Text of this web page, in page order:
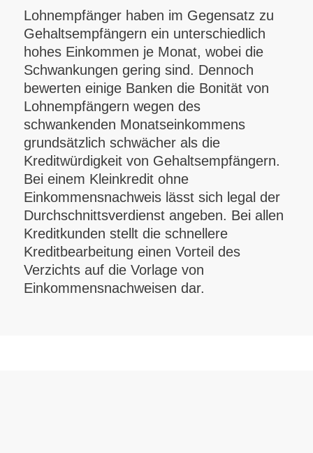
Lohnempfänger haben im Gegensatz zu
Gehaltsempfängern ein unterschiedlich
hohes Einkommen je Monat, wobei die
Schwankungen gering sind. Dennoch
bewerten einige Banken die Bonität von
Lohnempfängern wegen des
schwankenden Monatseinkommens
grundsätzlich schwächer als die
Kreditwürdigkeit von Gehaltsempfängern.
Bei einem Kleinkredit ohne
Einkommensnachweis lässt sich legal der
Durchschnittsverdienst angeben. Bei allen
Kreditkunden stellt die schnellere
Kreditbearbeitung einen Vorteil des
Verzichts auf die Vorlage von
Einkommensnachweisen dar.